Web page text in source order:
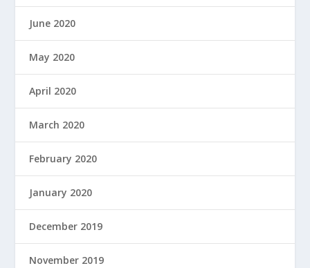
June 2020
May 2020
April 2020
March 2020
February 2020
January 2020
December 2019
November 2019